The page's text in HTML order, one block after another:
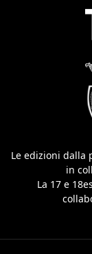
Le edizioni dalla
in
La 17 e